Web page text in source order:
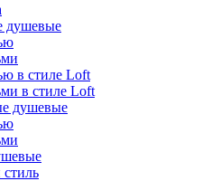
душевые
в стиле Loft
в стиле Loft
душевые